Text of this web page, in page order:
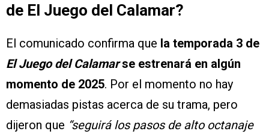
de El Juego del Calamar?
El comunicado confirma que la temporada 3 de
El Juego del Calamarse estrenará en algún
momento de 2025. Por el momento no hay
demasiadas pistas acerca de su trama, pero
dijeron que “seguirá los pasos de alto octanaje